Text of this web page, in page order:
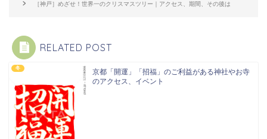
［神戸］めざせ！世界一のクリスマスツリー｜アクセス、期間、その後は
RELATED POST
冬
京都「開運」「招福」のご利益がある神社やお寺
のアクセス、イベント